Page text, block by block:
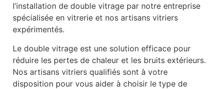
l’installation de double vitrage par notre entreprise
spécialisée en vitrerie et nos artisans vitriers
expérimentés.
Le double vitrage est une solution efficace pour
réduire les pertes de chaleur et les bruits extérieurs.
Nos artisans vitriers qualifiés sont à votre
disposition pour vous aider à choisir le type de